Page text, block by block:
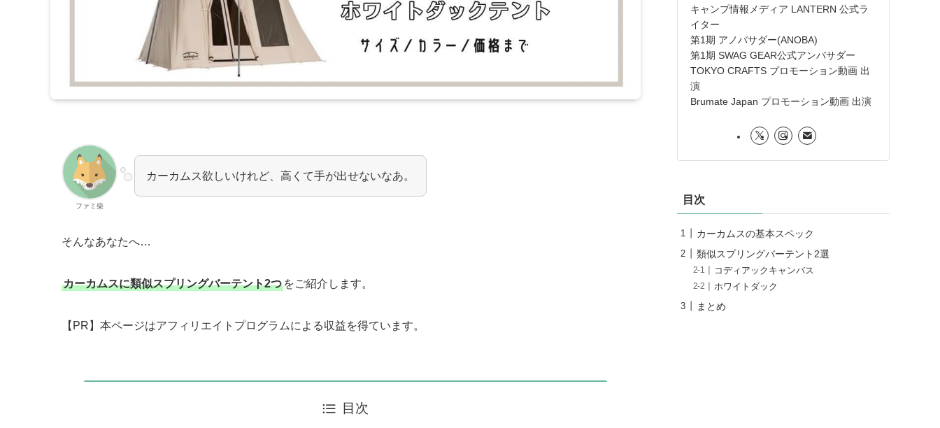
ファミ柴
カーカムス欲しいけれど、高くて手が出せないなあ。
そんなあなたへ…
カーカムスに類似スプリングバーテント2つ をご紹介します。
【PR】本ページはアフィリエイトプログラムによる収益を得ています。
目次
キャンプ情報メディア LANTERN 公式ラ
イター
第1期 アノバサダー(ANOBA)
第1期 SWAG GEAR公式アンバサダー
TOKYO CRAFTS プロモーション動画 出
演
Brumate Japan プロモーション動画 出演
目次
カーカムスの基本スペック
類似スプリングバーテント2選
コディアックキャンバス
ホワイトダック
まとめ